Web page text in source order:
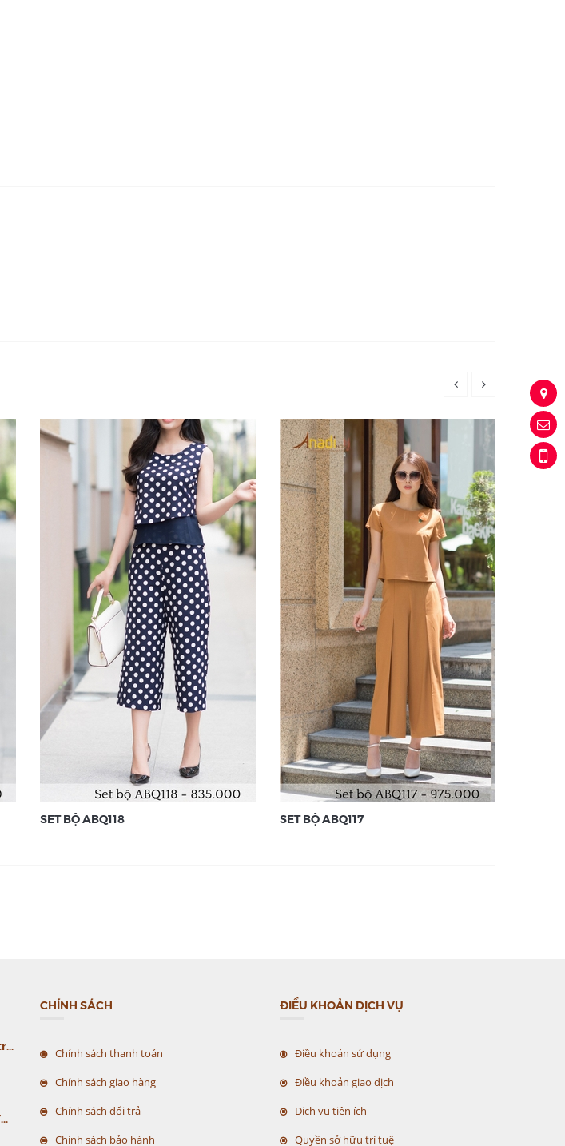
SET BỘ ABQ118 SET BỘ ABQ117
Công ty Cổ phần Thời trang MC Việt Nam (MC Fashion) tổ chức Gala mừng sinh nhật lần thứ 9
TRẢI NGHIỆM TUYỆT VỜI CÙNG MC VIỆT NAM
CHÍNH SÁCH
Chính sách thanh toán
Chính sách giao hàng
Chính sách đổi trả
Chính sách bảo hành
ĐIỀU KHOẢN DỊCH VỤ
Điều khoản sử dụng
Điều khoản giao dịch
Dịch vụ tiện ích
Quyền sở hữu trí tuệ